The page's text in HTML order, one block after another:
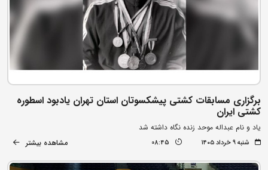
برگزاری مسابقات کشتی پیشکسوتان استان تهران یادبود اسطوره
کشتی ایران
یاد و نام عبداله موحد زنده نگاه داشته شد
شنبه ۹ خرداد ۱۴۰۵ 08:45 مشاهده بیشتر